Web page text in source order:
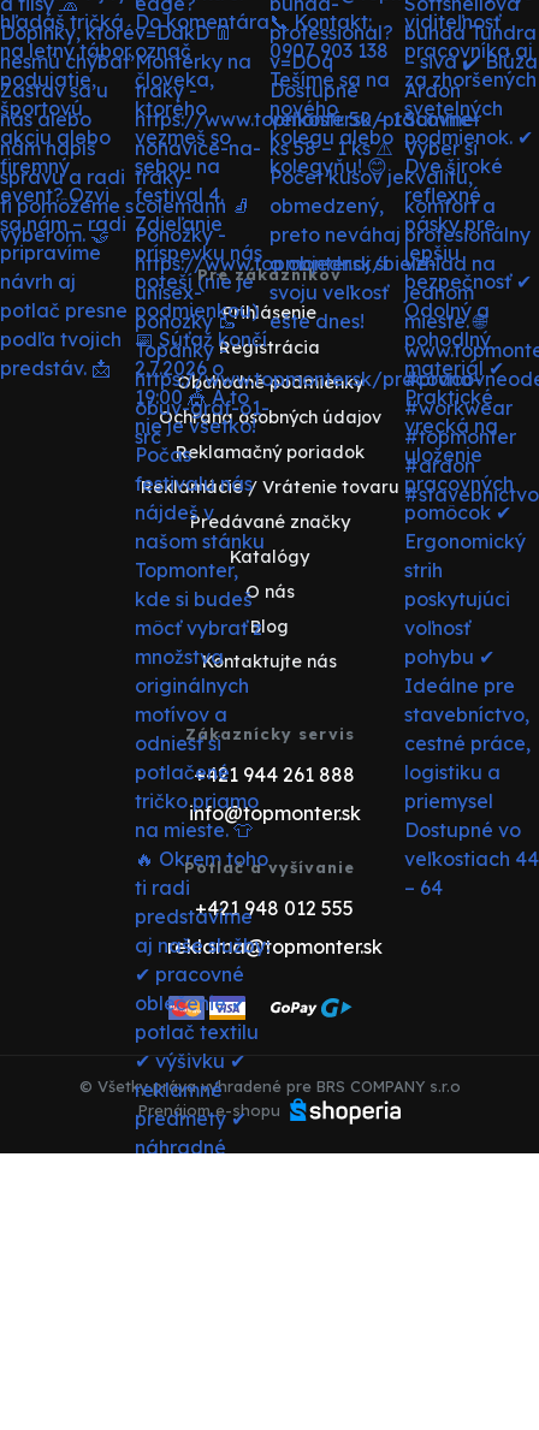
Pre zákazníkov
Prihlásenie
Registrácia
Obchodné podmienky
Ochrana osobných údajov
Reklamačný poriadok
Reklamácie / Vrátenie tovaru
Predávané značky
Katalógy
O nás
Blog
Kontaktujte nás
Zákaznícky servis
+421 944 261 888
info@topmonter.sk
Potlač a vyšívanie
+421 948 012 555
reklama@topmonter.sk
© Všetky práva vyhradené pre BRS COMPANY s.r.o
Prenájom e-shopu